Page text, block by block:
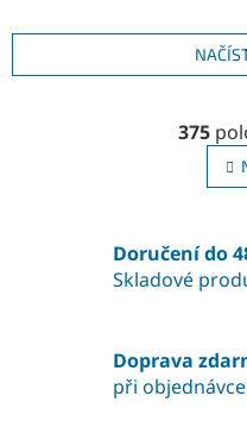
375
Doručení do
Skladové
Doprava
při